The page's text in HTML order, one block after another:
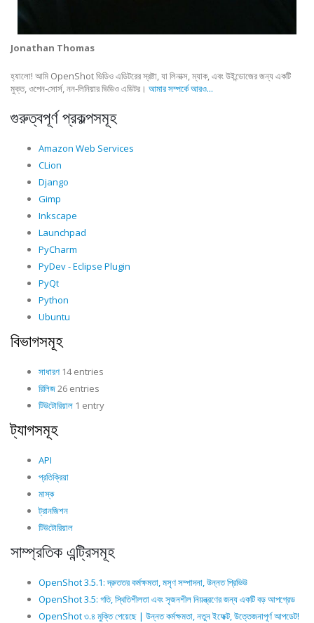
Jonathan Thomas
হ্যালো! আমি OpenShot ভিডিও এডিটরের স্রষ্টা, যা লিনাক্স, ম্যাক, এবং উইন্ডোজের জন্য একটি
মুক্ত, ওপেন-সোর্স, নন-লিনিয়ার ভিডিও এডিটর। আমার সম্পর্কে আরও...
গুরুত্বপূর্ণ প্রকল্পসমূহ
Amazon Web Services
CLion
Django
Gimp
Inkscape
Launchpad
PyCharm
PyDev - Eclipse Plugin
PyQt
Python
Ubuntu
বিভাগসমূহ
সাধারণ 14 entries
রিলিজ26 entries
টিউটোরিয়াল 1 entry
ট্যাগসমূহ
API
প্রতিক্রিয়া
মাস্ক
ট্রানজিশন
টিউটোরিয়াল
সাম্প্রতিক এন্ট্রিসমূহ
OpenShot 3.5.1: দ্রুততর কর্মক্ষমতা, মসৃণ সম্পাদনা, উন্নত প্রিভিউ
OpenShot 3.5: গতি, স্থিতিশীলতা এবং সৃজনশীল নিয়ন্ত্রণের জন্য একটি বড় আপগ্রেড
OpenShot ৩.৪ মুক্তি পেয়েছে | উন্নত কর্মক্ষমতা, নতুন ইফেক্ট, উত্তেজনাপূর্ণ আপডেট!